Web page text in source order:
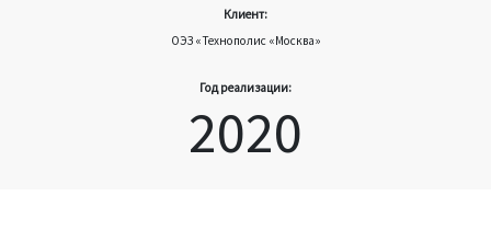
Клиент:
ОЭЗ «Технополис «Москва»
Год реализации:
2020